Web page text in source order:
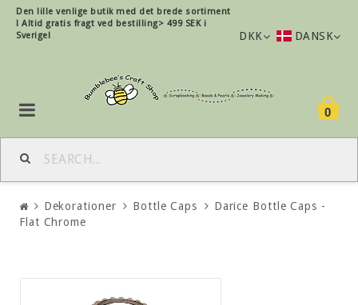
Den lille venlige butik med det brede sortiment
! Altid gratis fragt ved bestilling> 499 SEK i
Sverige!
DKK DANSK
0
Dekorationer Bottle Caps
Darice Bottle Caps -
Flat Chrome